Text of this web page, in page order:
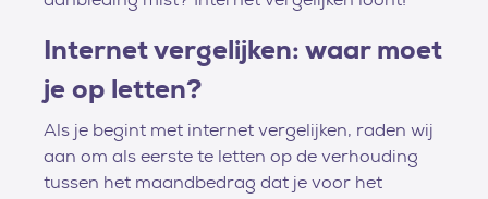
Internet vergelijken: waar moet
je op letten?
Als je begint met internet vergelijken, raden wij
aan om als eerste te letten op de verhouding
tussen het maandbedrag dat je voor het